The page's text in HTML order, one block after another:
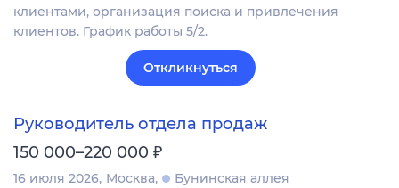
клиентами, организация поиска и привлечения
клиентов. График работы 5/2.
Откликнуться
Руководитель отдела продаж
150 000–220 000 ₽
16 июля 2026 Москва
Бунинская аллея